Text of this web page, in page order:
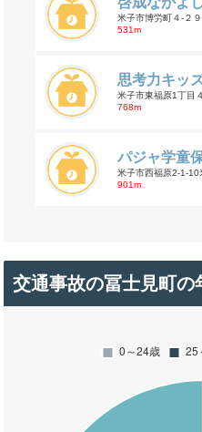
米子市博労町４-２９
531m
思考力キッ
米子市東福原1丁目
768m
パジャ学童
米子市西福原2-1-
901m
交通事故の冨士見町の